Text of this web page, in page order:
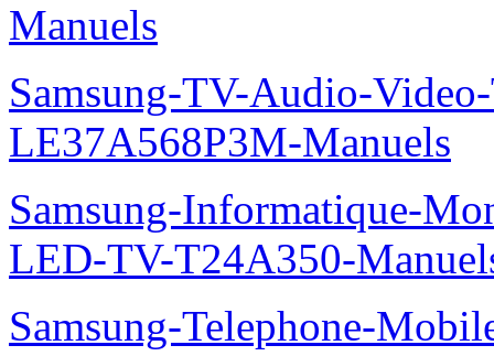
Manuels
Samsung-TV-Audio-
LE37A568P3M-Manuels
Samsung-Informatique-
LED-TV-T24A350-
Samsung-Telephone-